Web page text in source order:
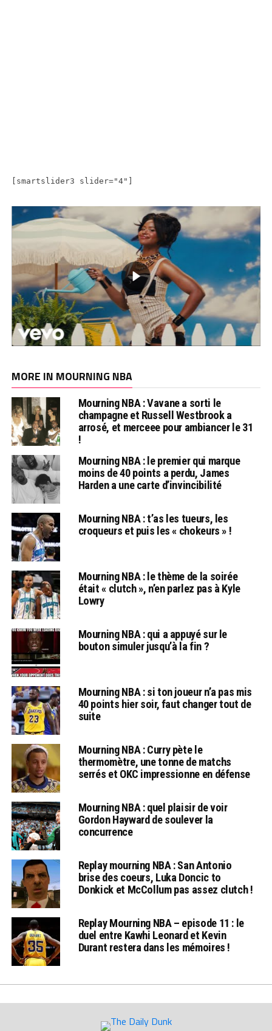
[smartslider3 slider="4"]
MORE IN MOURNING NBA
Mourning NBA : Vavane a sorti le
champagne et Russell Westbrook a
arrosé, et merceee pour ambiancer le 31
!
Mourning NBA : le premier qui marque
moins de 40 points a perdu, James
Harden a une carte d’invincibilité
Mourning NBA : t’as les tueurs, les
croqueurs et puis les « chokeurs » !
Mourning NBA : le thème de la soirée
était « clutch », n’en parlez pas à Kyle
Lowry
Mourning NBA : qui a appuyé sur le
bouton simuler jusqu’à la fin ?
Mourning NBA : si ton joueur n’a pas mis
40 points hier soir, faut changer tout de
suite
Mourning NBA : Curry pète le
thermomètre, une tonne de matchs
serrés et OKC impressionne en défense
Mourning NBA : quel plaisir de voir
Gordon Hayward de soulever la
concurrence
Replay mourning NBA : San Antonio
brise des coeurs, Luka Doncic to
Donkick et McCollum pas assez clutch !
Replay Mourning NBA – episode 11 : le
duel entre Kawhi Leonard et Kevin
Durant restera dans les mémoires !